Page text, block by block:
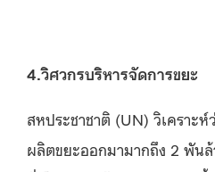
4.วิศวกรบริหารจัดการขยะ
สหประชาชาติ (UN) วิเคราะ
ผลิตขยะออกมามากถึง 2 พัน